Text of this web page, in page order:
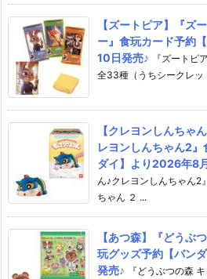
【ズートピア】『ズ
ー』食玩カード予約
10日発売♪
『ズートピ
全33種（うちシークレッ
【クレヨンしんちゃ
レヨンしんちゃん2
ダイ】より2026年8
ん♪クレヨンしんちゃん2
ちゃん ２ ...
【あつ森】『どうぶ
玩グッズ予約【バン
発売♪
『どうぶつの森